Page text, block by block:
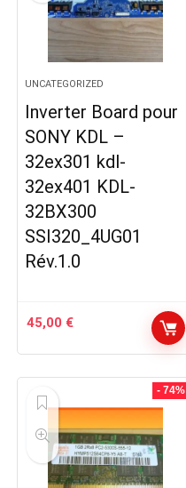
UNCATEGORIZED
Inverter Board pour
SONY KDL –
32ex301 kdl-
32ex401 KDL-
32BX300
SSI320_4UG01
Rév.1.0
45,00 €
- 74%